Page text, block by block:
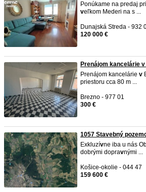
Ponúkame na predaj
veľkom Mederi na s ...
Dunajská Streda - 932
120 000 €
Prenájom kancelárie v
Prenájom kancelárie v
priestoru cca 80 m ...
Brezno - 977 01
300 €
1057 Stavebný
Exkluzívne iba u nás
dobrými dopravnými ...
Košice-okolie - 044 47
159 600 €